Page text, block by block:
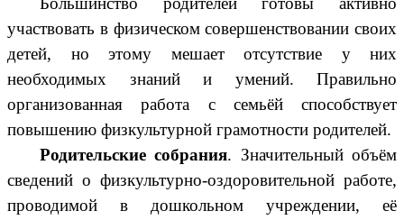
участвовать в физическом совершенствовании своих
детей, но этому мешает отсутствие у них
необходимых знаний и умений. Правильно
организованная работа с семьёй способствует
повышению физкультурной грамотности родителей.
Родительские собрания. Значительный объём
сведений о физкультурно-оздоровительной работе,
проводимой в дошкольном учреждении, её